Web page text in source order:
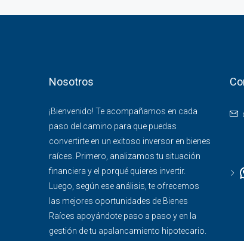
Nosotros
¡Bienvenido! Te acompañamos en cada
paso del camino para que puedas
convertirte en un exitoso inversor en bienes
raíces. Primero, analizamos tu situación
financiera y el porqué quieres invertir.
Luego, según ese análisis, te ofrecemos
las mejores oportunidades de Bienes
Raíces apoyándote paso a paso y en la
gestión de tu apalancamiento hipotecario.